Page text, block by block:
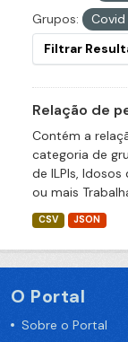
Grupos:
Covid
Filtrar
Relação de
Contém a
categoria de
de ILPIs,
ou mais
CSV JSON
O Portal
Sobre o Portal